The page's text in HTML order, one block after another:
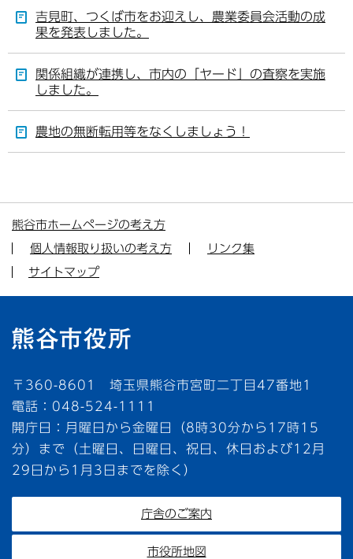
吉見町、つくば市をお迎えし、農業委員会活動の成
果を発表しました。
関係組織が連携し、市内の「ヤード」の査察を実施
しました。
農地の無断転用等をなくしましょう！
熊谷市ホームページの考え方
個人情報取り扱いの考え方
リンク集
サイトマップ
〒360-8601 埼玉県熊谷市宮町二丁目47番地1
電話：048-524-1111
開庁日：月曜日から金曜日（8時30分から17時15
分）まで（土曜日、日曜日、祝日、休日および12月
29日から1月3日までを除く）
庁舎のご案内
市役所地図